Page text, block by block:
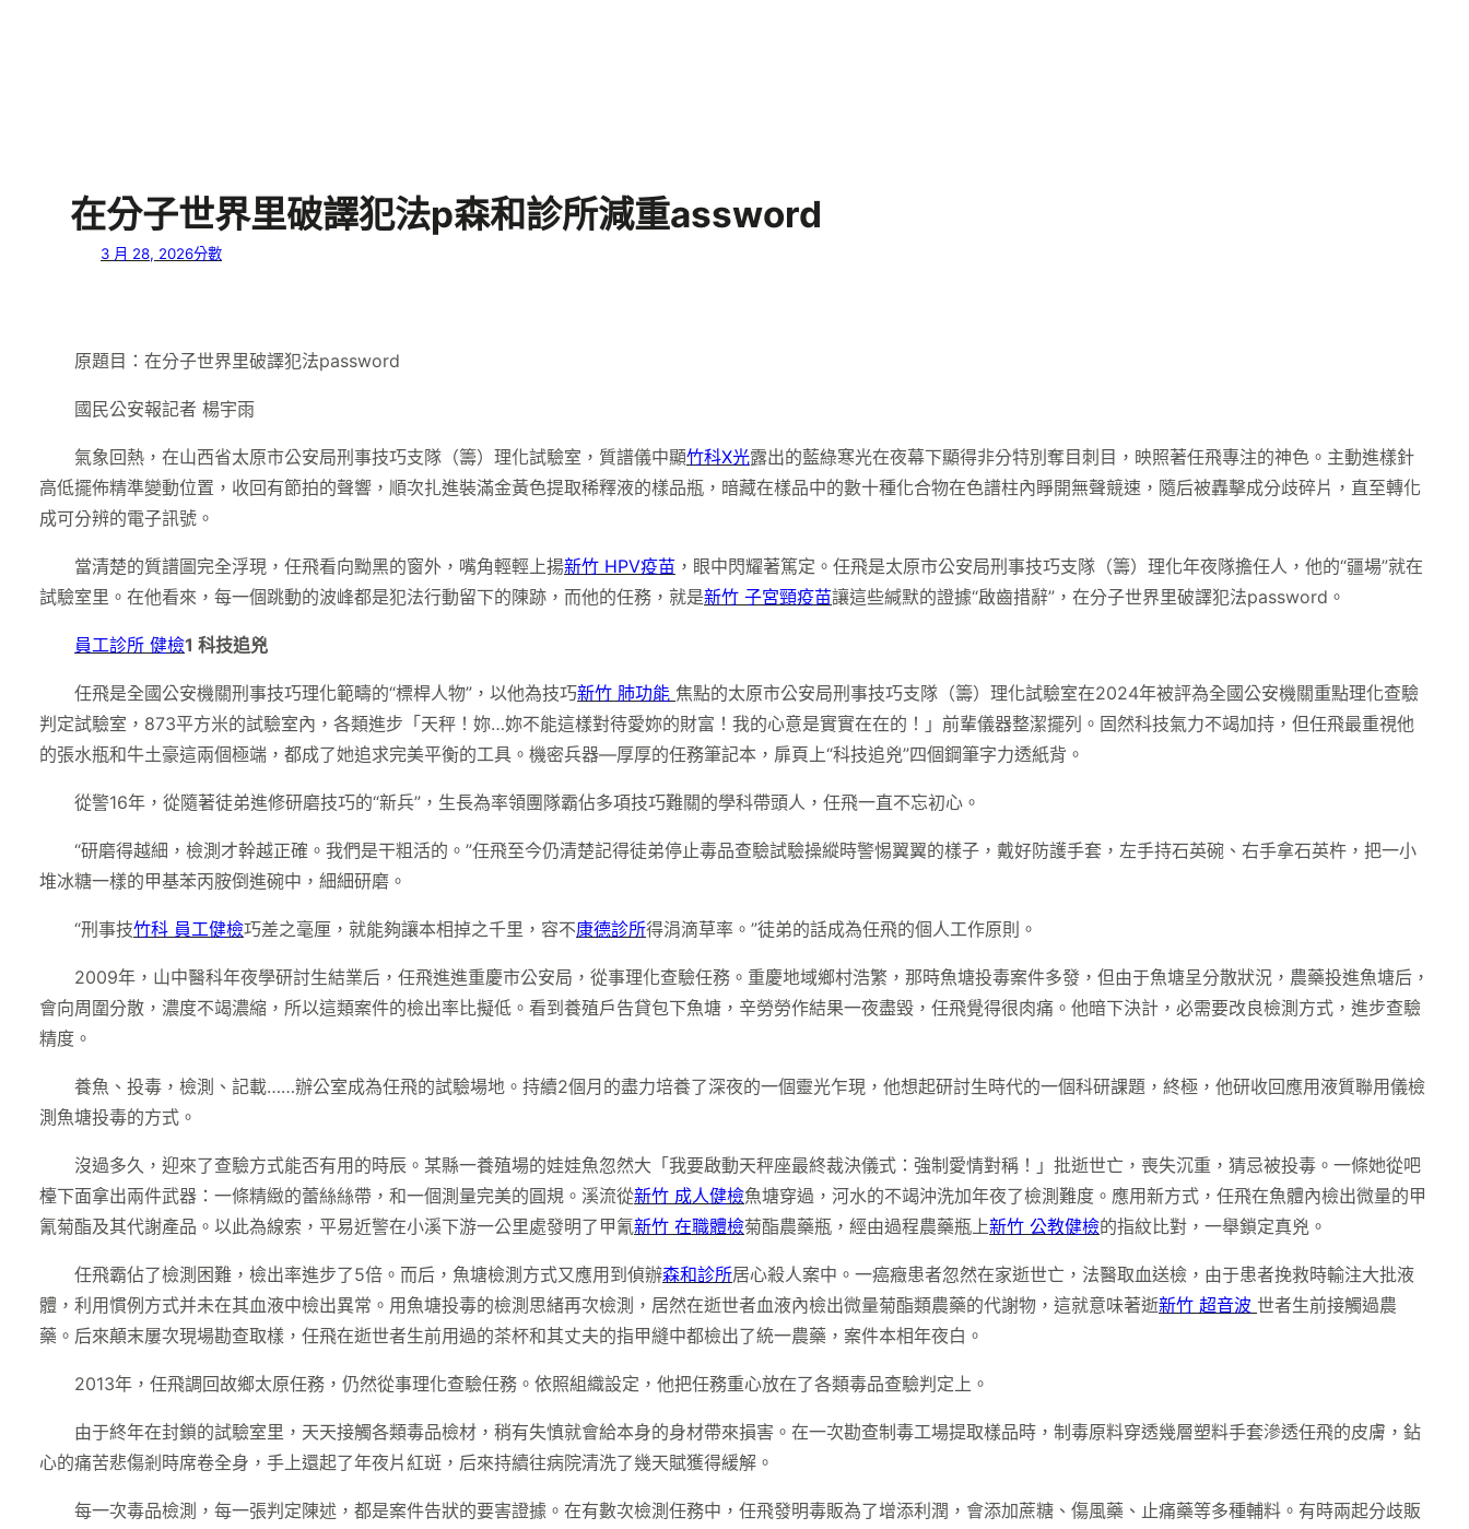
在分子世界里破譯犯法p森和診所減重assword
3 月 28, 2026分數
原題目：在分子世界里破譯犯法password
國民公安報記者 楊宇雨
氣象回熱，在山西省太原市公安局刑事技巧支隊（籌）理化試驗室，質譜儀中顯竹科X光露出的藍綠寒光在夜幕下顯得非分特別奪目刺目，映照著任飛專注的神色。主動進樣針
高低擺佈精準變動位置，收回有節拍的聲響，順次扎進裝滿金黃色提取稀釋液的樣品瓶，暗藏在樣品中的數十種化合物在色譜柱內睜開無聲競速，隨后被轟擊成分歧碎片，直至轉化
成可分辨的電子訊號。
當清楚的質譜圖完全浮現，任飛看向黝黑的窗外，嘴角輕輕上揚新竹 HPV疫苗 ，眼中閃耀著篤定。任飛是太原市公安局刑事技巧支隊（籌）理化年夜隊擔任人，他的“疆場”就在
試驗室里。在他看來，每一個跳動的波峰都是犯法行動留下的陳跡，而他的任務，就是新竹 子宮頸疫苗讓這些緘默的證據“啟齒措辭”，在分子世界里破譯犯法password。
員工診所 健檢1 科技追兇
任飛是全國公安機關刑事技巧理化範疇的“標桿人物”，以他為技巧新竹 肺功能 焦點的太原市公安局刑事技巧支隊（籌）理化試驗室在2024年被評為全國公安機關重點理化查驗
判定試驗室，873平方米的試驗室內，各類進步「天秤！妳…妳不能這樣對待愛妳的財富！我的心意是實實在在的！」前輩儀器整潔擺列。固然科技氣力不竭加持，但任飛最重視他
的張水瓶和牛土豪這兩個極端，都成了她追求完美平衡的工具。機密兵器—厚厚的任務筆記本，扉頁上“科技追兇”四個鋼筆字力透紙背。
從警16年，從隨著徒弟進修研磨技巧的“新兵”，生長為率領團隊霸佔多項技巧難關的學科帶頭人，任飛一直不忘初心。
“研磨得越細，檢測才幹越正確。我們是干粗活的。”任飛至今仍清楚記得徒弟停止毒品查驗試驗操縱時警惕翼翼的樣子，戴好防護手套，左手持石英碗、右手拿石英杵，把一小
堆冰糖一樣的甲基苯丙胺倒進碗中，細細研磨。
“刑事技竹科 員工健檢巧差之毫厘，就能夠讓本相掉之千里，容不康德診所得涓滴草率。”徒弟的話成為任飛的個人工作原則。
2009年，山中醫科年夜學研討生結業后，任飛進進重慶市公安局，從事理化查驗任務。重慶地域鄉村浩繁，那時魚塘投毒案件多發，但由于魚塘呈分散狀況，農藥投進魚塘后，
會向周圍分散，濃度不竭濃縮，所以這類案件的檢出率比擬低。看到養殖戶告貸包下魚塘，辛勞勞作結果一夜盡毀，任飛覺得很肉痛。他暗下決計，必需要改良檢測方式，進步查驗
精度。
養魚、投毒，檢測、記載……辦公室成為任飛的試驗場地。持續2個月的盡力培養了深夜的一個靈光乍現，他想起研討生時代的一個科研課題，終極，他研收回應用液質聯用儀檢
測魚塘投毒的方式。
沒過多久，迎來了查驗方式能否有用的時辰。某縣一養殖場的娃娃魚忽然大「我要啟動天秤座最終裁決儀式：強制愛情對稱！」批逝世亡，喪失沉重，猜忌被投毒。一條她從吧
檯下面拿出兩件武器：一條精緻的蕾絲絲帶，和一個測量完美的圓規。溪流從新竹 成人健檢魚塘穿過，河水的不竭沖洗加年夜了檢測難度。應用新方式，任飛在魚體內檢出微量的甲
氰菊酯及其代謝產品。以此為線索，平易近警在小溪下游一公里處發明了甲氰新竹 在職體檢菊酯農藥瓶，經由過程農藥瓶上新竹 公教健檢的指紋比對，一舉鎖定真兇。
任飛霸佔了檢測困難，檢出率進步了5倍。而后，魚塘檢測方式又應用到偵辦森和診所居心殺人案中。一癌癥患者忽然在家逝世亡，法醫取血送檢，由于患者挽救時輸注大批液
體，利用慣例方式并未在其血液中檢出異常。用魚塘投毒的檢測思緒再次檢測，居然在逝世者血液內檢出微量菊酯類農藥的代謝物，這就意味著逝新竹 超音波 世者生前接觸過農
藥。后來顛末屢次現場勘查取樣，任飛在逝世者生前用過的茶杯和其丈夫的指甲縫中都檢出了統一農藥，案件本相年夜白。
2013年，任飛調回故鄉太原任務，仍然從事理化查驗任務。依照組織設定，他把任務重心放在了各類毒品查驗判定上。
由于終年在封鎖的試驗室里，天天接觸各類毒品檢材，稍有失慎就會給本身的身材帶來損害。在一次勘查制毒工場提取樣品時，制毒原料穿透幾層塑料手套滲透任飛的皮膚，鉆
心的痛苦悲傷剎時席卷全身，手上還起了年夜片紅斑，后來持續往病院清洗了幾天賦獲得緩解。
每一次毒品檢測，每一張判定陳述，都是案件告狀的要害證據。在有數次檢測任務中，任飛發明毒販為了增添利潤，會添加蔗糖、傷風藥、止痛藥等多種輔料。有時兩起分歧販